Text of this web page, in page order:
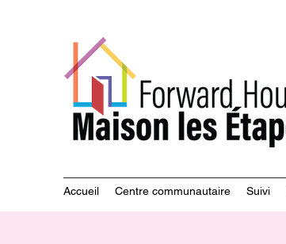
Accueil Centre communautaire Suivi